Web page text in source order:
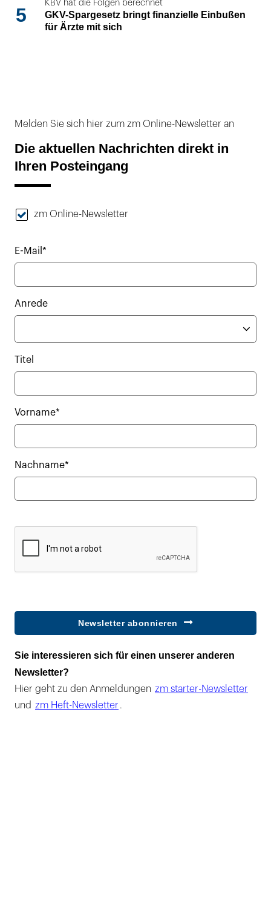
5
KBV hat die Folgen berechnet
GKV-Spargesetz bringt finanzielle Einbußen
für Ärzte mit sich
Melden Sie sich hier zum zm Online-Newsletter an
Die aktuellen Nachrichten direkt in
Ihren Posteingang
zm Online-Newsletter
E-Mail*
Anrede
Titel
Vorname*
Nachname*
Newsletter abonnieren
Sie interessieren sich für einen unserer anderen
Newsletter?
Hier geht zu den Anmeldungen zm starter-Newsletter
und zm Heft-Newsletter .